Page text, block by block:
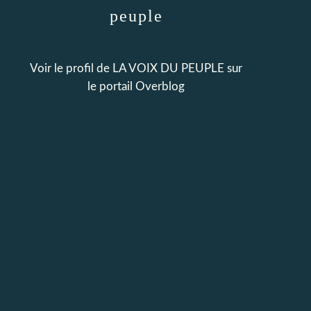
peuple
Voir le profil de LA VOIX DU PEUPLE sur
le portail Overblog